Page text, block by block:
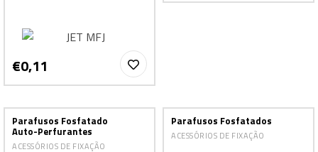
€0,11
Parafusos Fosfatado
Auto-Perfurantes
ACESSÓRIOS DE FIXAÇÃO
Parafusos Fosfatados
ACESSÓRIOS DE FIXAÇÃO